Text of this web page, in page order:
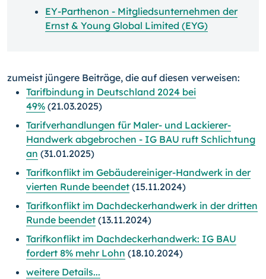
EY-Parthenon - Mitgliedsunternehmen der
Ernst & Young Global Limited (EYG)
zumeist jüngere Beiträge, die auf diesen verweisen:
Tarifbindung in Deutschland 2024 bei
49% (21.03.2025)
Tarifverhandlungen für Maler- und Lackierer-
Handwerk abgebrochen - IG BAU ruft Schlichtung
an (31.01.2025)
Tarifkonflikt im Gebäudereiniger-Handwerk in der
vierten Runde beendet (15.11.2024)
Tarifkonflikt im Dachdeckerhandwerk in der dritten
Runde beendet (13.11.2024)
Tarifkonflikt im Dachdeckerhandwerk: IG BAU
fordert 8% mehr Lohn (18.10.2024)
weitere Details...